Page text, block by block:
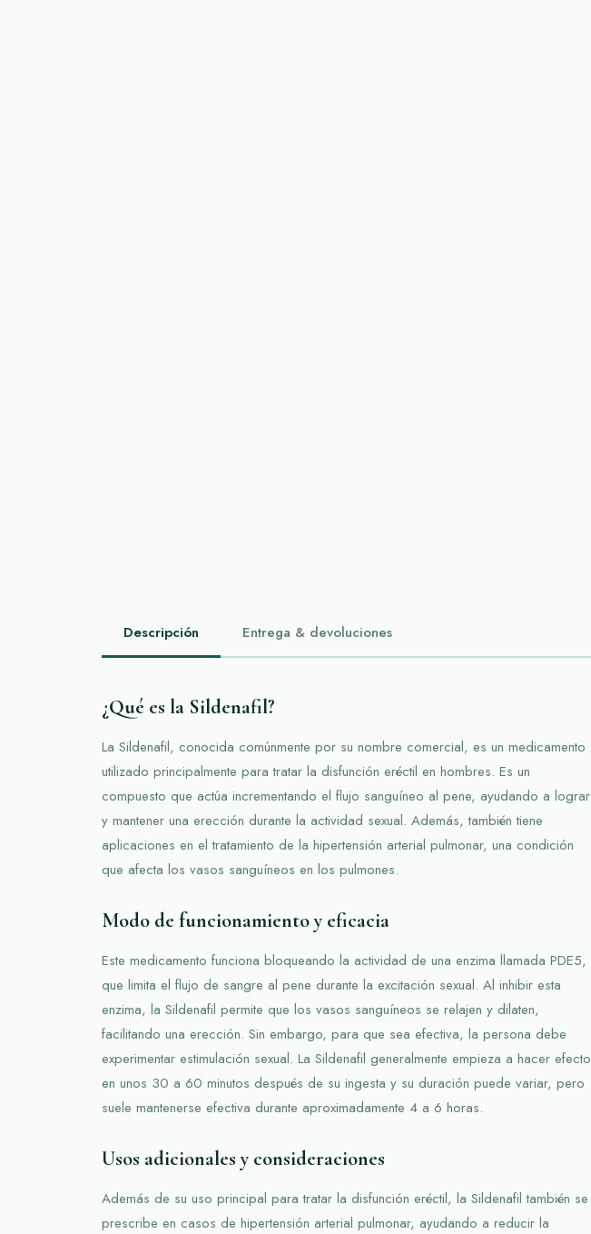
Descripción Entrega & devoluciones
¿Qué es la Sildenafil?
La Sildenafil, conocida comúnmente por su nombre comercial, es un medicamento
utilizado principalmente para tratar la disfunción eréctil en hombres. Es un
compuesto que actúa incrementando el flujo sanguíneo al pene, ayudando a lograr
y mantener una erección durante la actividad sexual. Además, también tiene
aplicaciones en el tratamiento de la hipertensión arterial pulmonar, una condición
que afecta los vasos sanguíneos en los pulmones.
Modo de funcionamiento y eficacia
Este medicamento funciona bloqueando la actividad de una enzima llamada PDE5,
que limita el flujo de sangre al pene durante la excitación sexual. Al inhibir esta
enzima, la Sildenafil permite que los vasos sanguíneos se relajen y dilaten,
facilitando una erección. Sin embargo, para que sea efectiva, la persona debe
experimentar estimulación sexual. La Sildenafil generalmente empieza a hacer efecto
en unos 30 a 60 minutos después de su ingesta y su duración puede variar, pero
suele mantenerse efectiva durante aproximadamente 4 a 6 horas.
Usos adicionales y consideraciones
Además de su uso principal para tratar la disfunción eréctil, la Sildenafil también se
prescribe en casos de hipertensión arterial pulmonar, ayudando a reducir la